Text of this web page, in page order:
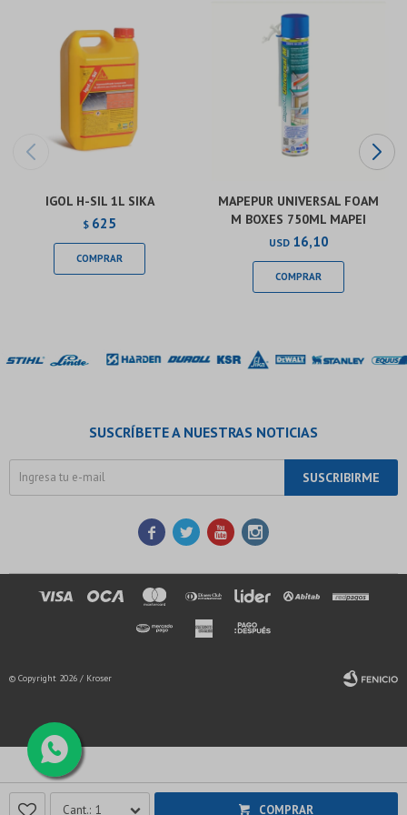
1 COMPRAR
IGOL H-SIL 1L SIKA
$ 625
MAPEPUR UNIVERSAL FOAM
M BOXES 750ML MAPEI
USD 16,10
SUSCRÍBETE A NUESTRAS NOTICIAS
SUSCRIBIRME
   
© Copyright 2026 / Kroser